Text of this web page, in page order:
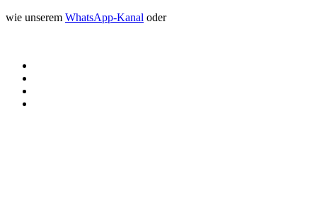
wie unserem WhatsApp-Kanal oder